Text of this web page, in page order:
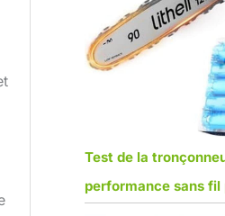
Test de la
performance sans fil